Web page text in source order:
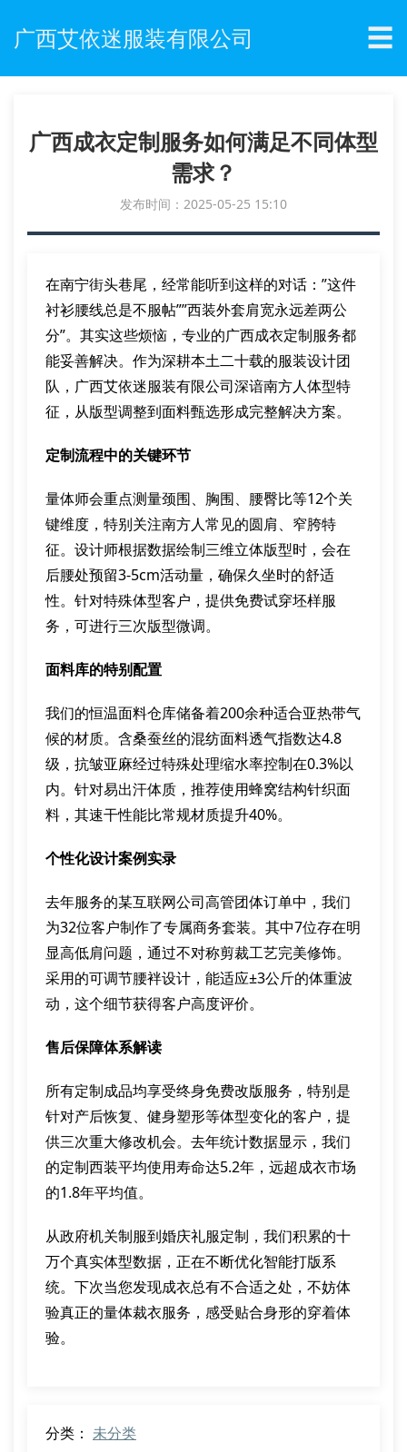
广西艾依迷服装有限公司 ☰
广西成衣定制服务如何满足不同体型
需求？
发布时间：2025-05-25 15:10
在南宁街头巷尾，经常能听到这样的对话：”这件
衬衫腰线总是不服帖””西装外套肩宽永远差两公
分”。其实这些烦恼，专业的广西成衣定制服务都
能妥善解决。作为深耕本土二十载的服装设计团
队，广西艾依迷服装有限公司深谙南方人体型特
征，从版型调整到面料甄选形成完整解决方案。
定制流程中的关键环节
量体师会重点测量颈围、胸围、腰臀比等12个关
键维度，特别关注南方人常见的圆肩、窄胯特
征。设计师根据数据绘制三维立体版型时，会在
后腰处预留3-5cm活动量，确保久坐时的舒适
性。针对特殊体型客户，提供免费试穿坯样服
务，可进行三次版型微调。
面料库的特别配置
我们的恒温面料仓库储备着200余种适合亚热带气
候的材质。含桑蚕丝的混纺面料透气指数达4.8
级，抗皱亚麻经过特殊处理缩水率控制在0.3%以
内。针对易出汗体质，推荐使用蜂窝结构针织面
料，其速干性能比常规材质提升40%。
个性化设计案例实录
去年服务的某互联网公司高管团体订单中，我们
为32位客户制作了专属商务套装。其中7位存在明
显高低肩问题，通过不对称剪裁工艺完美修饰。
采用的可调节腰袢设计，能适应±3公斤的体重波
动，这个细节获得客户高度评价。
售后保障体系解读
所有定制成品均享受终身免费改版服务，特别是
针对产后恢复、健身塑形等体型变化的客户，提
供三次重大修改机会。去年统计数据显示，我们
的定制西装平均使用寿命达5.2年，远超成衣市场
的1.8年平均值。
从政府机关制服到婚庆礼服定制，我们积累的十
万个真实体型数据，正在不断优化智能打版系
统。下次当您发现成衣总有不合适之处，不妨体
验真正的量体裁衣服务，感受贴合身形的穿着体
验。
分类： 未分类